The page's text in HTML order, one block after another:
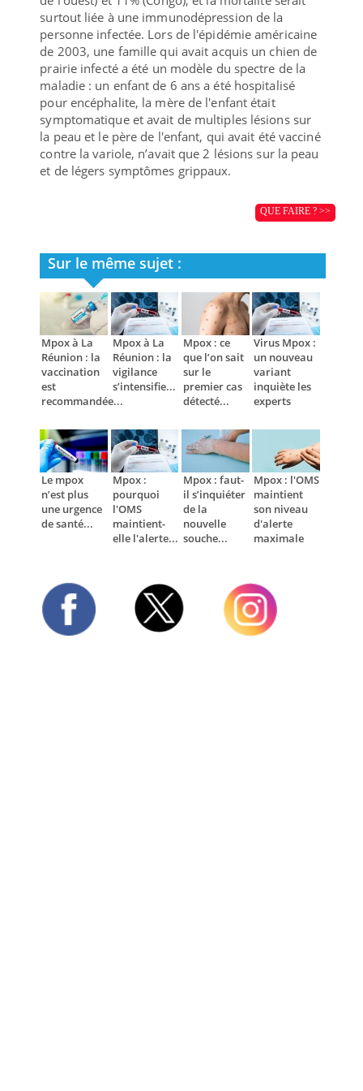
surtout liée à une immunodépression de la
personne infectée. Lors de l'épidémie américaine
de 2003, une famille qui avait acquis un chien de
prairie infecté a été un modèle du spectre de la
maladie : un enfant de 6 ans a été hospitalisé
pour encéphalite, la mère de l'enfant était
symptomatique et avait de multiples lésions sur
la peau et le père de l'enfant, qui avait été vacciné
contre la variole, n’avait que 2 lésions sur la peau
et de légers symptômes grippaux.
QUE FAIRE ? >>
Sur le même sujet :
Mpox à La
Réunion : la
vaccination
est
recommandée...
Mpox à La
Réunion : la
vigilance
s’intensifie...
Mpox : ce
que l’on sait
sur le
premier cas
détecté...
Virus Mpox :
un nouveau
variant
inquiète les
experts
Le mpox
n’est plus
une urgence
de santé...
Mpox :
pourquoi
l'OMS
maintient-
elle l'alerte...
Mpox : faut-
il s’inquiéter
de la
nouvelle
souche...
Mpox : l'OMS
maintient
son niveau
d'alerte
maximale